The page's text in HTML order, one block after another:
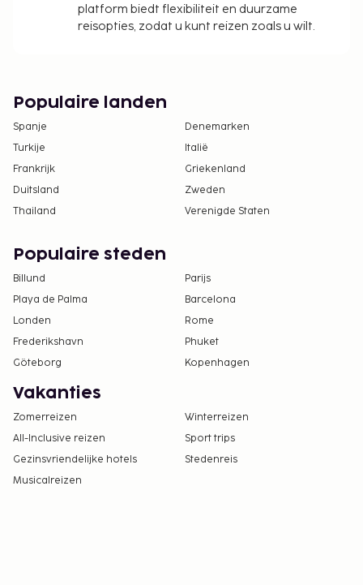
platform biedt flexibiliteit en duurzame
reisopties, zodat u kunt reizen zoals u wilt.
Populaire landen
Spanje
Denemarken
Turkije
Italië
Frankrijk
Griekenland
Duitsland
Zweden
Thailand
Verenigde Staten
Populaire steden
Billund
Parijs
Playa de Palma
Barcelona
Londen
Rome
Frederikshavn
Phuket
Göteborg
Kopenhagen
Vakanties
Zomerreizen
Winterreizen
All-Inclusive reizen
Sport trips
Gezinsvriendelijke hotels
Stedenreis
Musicalreizen